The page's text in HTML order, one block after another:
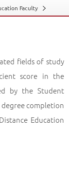
Faculty
fields of study
score in the
by the Student
completion
Education